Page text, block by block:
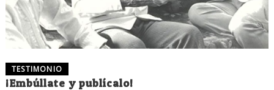
TESTIMONIO
¡Embúllate y publícalo!